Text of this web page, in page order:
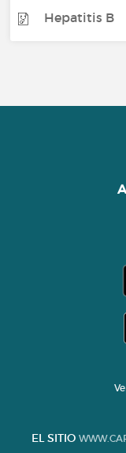
Hepatitis B
EL SITIO